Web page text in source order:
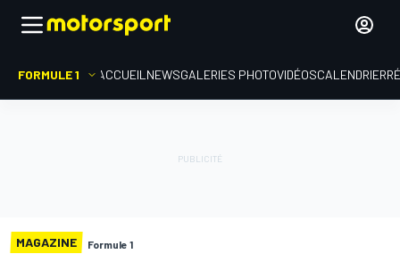
FORMULE 1 ACCUEIL NEWSGALERIES PHOTOVIDÉOSCALENDRIER
MAGAZINE Formule 1